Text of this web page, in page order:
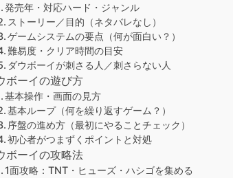
発売年・対応ハード・ジャンル
ストーリー／目的（ネタバレなし）
ゲームシステムの要点（何が面白い？）
難易度・クリア時間の目安
ダウボーイが刺さる人／刺さらない人
ボーイの遊び方
基本操作・画面の見方
基本ループ（何を繰り返すゲーム？）
序盤の進め方（最初にやることチェック）
初心者がつまずくポイントと対処
ボーイの攻略法
1面攻略：TNT・ヒューズ・ハシゴを集める